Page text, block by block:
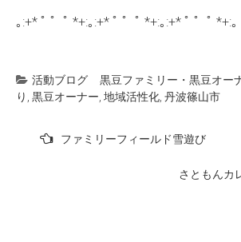
｡:+* ﾟ ゜ﾟ *+:｡:+* ﾟ ゜ﾟ *+:｡:+* ﾟ ゜ﾟ *+:｡
活動ブログ 黒豆ファミリー・黒豆オー
り , 黒豆オーナー, 地域活性化, 丹波篠山市
ファミリーフィールド雪遊び
さともんカ